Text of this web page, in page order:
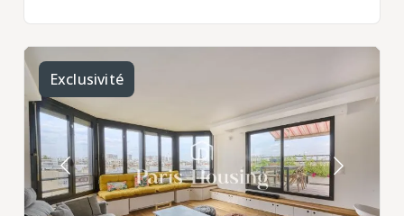
Exclusivité